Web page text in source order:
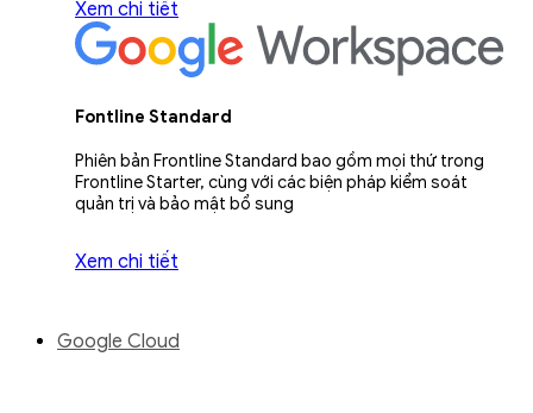
Xem chi tiết
Fontline Standard
Phiên bản Frontline Standard bao gồm mọi thứ trong
Frontline Starter, cùng với các biện pháp kiểm soát
quản trị và bảo mật bổ sung
Xem chi tiết
Google Cloud